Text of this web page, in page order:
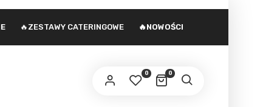
🔥ZESTAWY CATERINGOWE 🔥NOWOŚCI
0
0
danych osobowych podanych w formularzu